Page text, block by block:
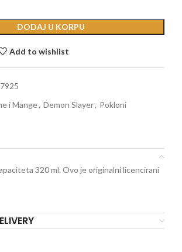
DODAJ U KORPU
Add to wishlist
i Mange, Demon Slayer, Pokloni
320 ml. Ovo je originalni licencirani